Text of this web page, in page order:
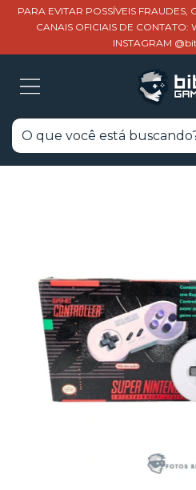
PARA EVITAR POSSÍVEIS FRAUDES,
CANAIS OFICIAIS DE CONTATO:
INSTAGRAM